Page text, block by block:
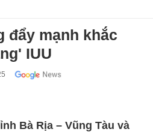
đẩy mạnh khắc
IUU
Bà Rịa – Vũng Tàu và